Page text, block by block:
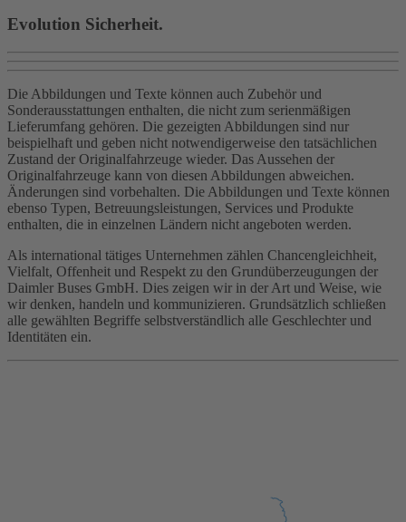
Evolution Sicherheit.
Die Abbildungen und Texte können auch Zubehör und
Sonderausstattungen enthalten, die nicht zum serienmäßigen
Lieferumfang gehören. Die gezeigten Abbildungen sind nur
beispielhaft und geben nicht notwendigerweise den tatsächlichen
Zustand der Originalfahrzeuge wieder. Das Aussehen der
Originalfahrzeuge kann von diesen Abbildungen abweichen.
Änderungen sind vorbehalten. Die Abbildungen und Texte können
ebenso Typen, Betreuungsleistungen, Services und Produkte
enthalten, die in einzelnen Ländern nicht angeboten werden.
Als international tätiges Unternehmen zählen Chancengleichheit,
Vielfalt, Offenheit und Respekt zu den Grundüberzeugungen der
Daimler Buses GmbH. Dies zeigen wir in der Art und Weise, wie
wir denken, handeln und kommunizieren. Grundsätzlich schließen
alle gewählten Begriffe selbstverständlich alle Geschlechter und
Identitäten ein.